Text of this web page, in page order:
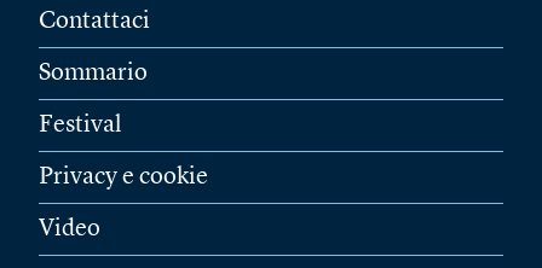
Contattaci
Sommario
Festival
Privacy e cookie
Video